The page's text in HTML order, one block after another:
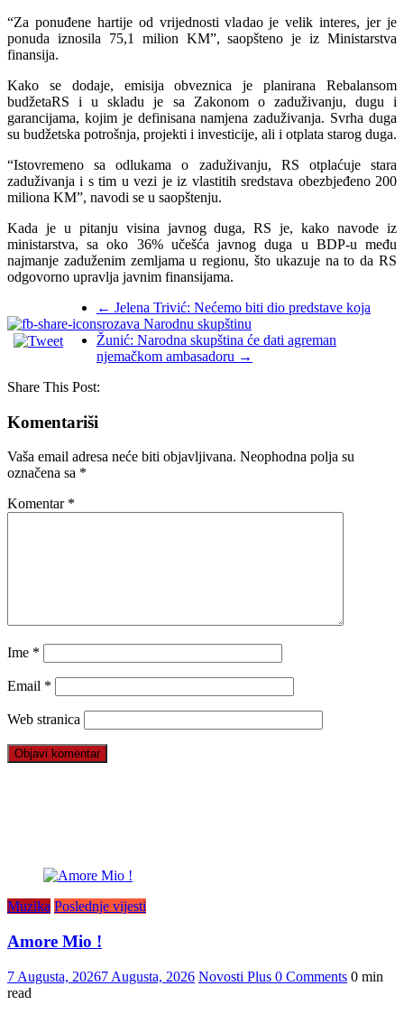
“Za ponuđene hartije od vrijednosti vladao je velik interes, jer je
ponuda iznosila 75,1 milion KM”, saopšteno je iz Ministarstva
finansija.
Kako se dodaje, emisija obveznica je planirana Rebalansom
budžetaRS i u skladu je sa Zakonom o zaduživanju, dugu i
garancijama, kojim je definisana namjena zaduživanja. Svrha duga
su budžetska potrošnja, projekti i investicije, ali i otplata starog duga.
“Istovremeno sa odlukama o zaduživanju, RS otplaćuje stara
zaduživanja i s tim u vezi je iz vlastitih sredstava obezbjeđeno 200
miliona KM”, navodi se u saopštenju.
Kada je u pitanju visina javnog duga, RS je, kako navode iz
ministarstva, sa oko 36% učešća javnog duga u BDP-u među
najmanje zaduženim zemljama u regionu, što ukazuje na to da RS
odgovorno upravlja javnim finansijama.
← Jelena Trivić: Nećemo biti dio predstave koja
srozava Narodnu skupštinu
Žunić: Narodna skupština će dati agreman
njemačkom ambasadoru →
Share This Post:
Komentariši
Vaša email adresa neće biti objavljivana. Neophodna polja su
označena sa *
Komentar *
Ime *
Email *
Web stranica
Muzika Poslednje vijesti
Amore Mio !
7 Augusta, 20267 Augusta, 2026 Novosti Plus 0 Comments 0 min
read